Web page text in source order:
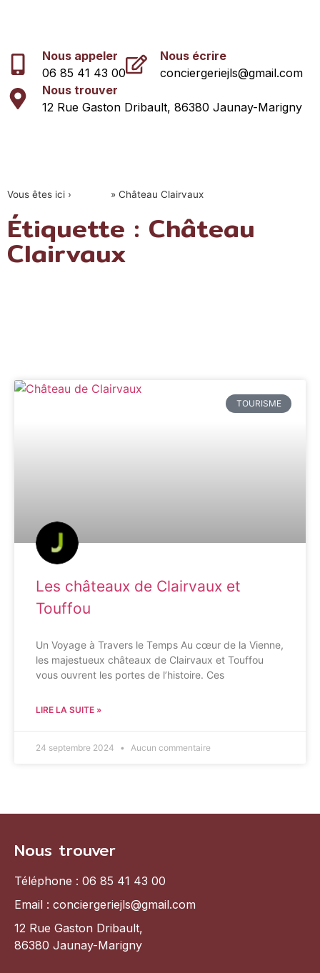
Nous appeler
06 85 41 43 00
Nous écrire
conciergeriejls@gmail.com
Nous trouver
12 Rue Gaston Dribault, 86380 Jaunay-Marigny
Vous êtes ici › » Château Clairvaux
Étiquette : Château
Clairvaux
TOURISME
Les châteaux de Clairvaux et
Touffou
Un Voyage à Travers le Temps Au cœur de la Vienne,
les majestueux châteaux de Clairvaux et Touffou
vous ouvrent les portes de l’histoire. Ces
LIRE LA SUITE »
24 septembre 2024 Aucun commentaire
Nous trouver
Téléphone : 06 85 41 43 00
Email : conciergeriejls@gmail.com
12 Rue Gaston Dribault,
86380 Jaunay-Marigny